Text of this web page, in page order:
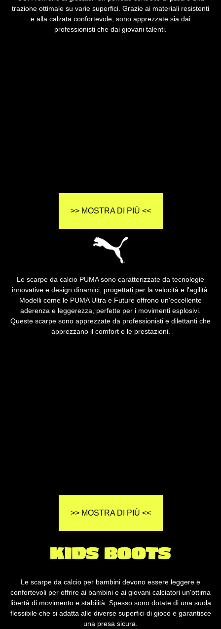
trazione ottimale su varie superfici. Grazie ai materiali resistenti
e alla calzata confortevole, sono apprezzate sia dai
professionisti che dai giovani talenti.
>> MOSTRA DI PIÙ <<
Le scarpe da calcio PUMA sono caratterizzate da tecnologie
innovative e design dinamici, progettati per la velocità e l'agilità.
Modelli come le PUMA Ultra e Future offrono un'eccellente
aderenza e leggerezza, perfette per i movimenti esplosivi.
Queste scarpe sono apprezzate da professionisti e dilettanti che
apprezzano il comfort e le prestazioni.
>> MOSTRA DI PIÙ <<
Le scarpe da calcio per bambini devono essere leggere e
confortevoli per offrire ai bambini e ai giovani calciatori un'ottima
libertà di movimento e stabilità. Spesso sono dotate di una suola
flessibile che si adatta alle diverse superfici di gioco e garantisce
una presa sicura.